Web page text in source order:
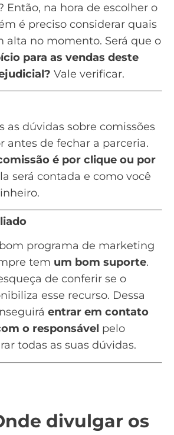
Então, na hora de escolher o
é preciso considerar quais
alta no momento. Será que o
para as vendas deste
Vale verificar.
as dúvidas sobre comissões
antes de fechar a parceria.
é por clique ou por
será contada e como você
programa de marketing
tem um bom suporte.
de conferir se o
esse recurso. Dessa
entrar em contato
o responsável pelo
todas as suas dúvidas.
divulgar os